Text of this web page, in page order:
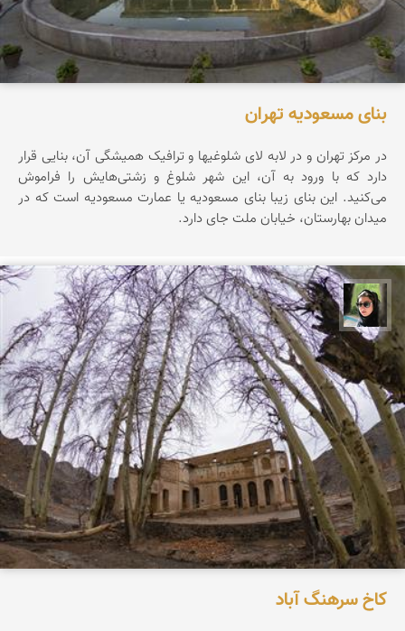
بنای مسعودیه تهران
در مرکز تهران و در لابه لای شلوغیها و ترافیک همیشگی آن، بنایی قرار
دارد که با ورود به آن، این شهر شلوغ و زشتی‌هایش را فراموش
می‌کنید. این بنای زیبا بنای مسعودیه یا عمارت مسعودیه است که در
میدان بهارستان، خیابان ملت جای دارد.
سپیده اصلان
کاخ سرهنگ آباد